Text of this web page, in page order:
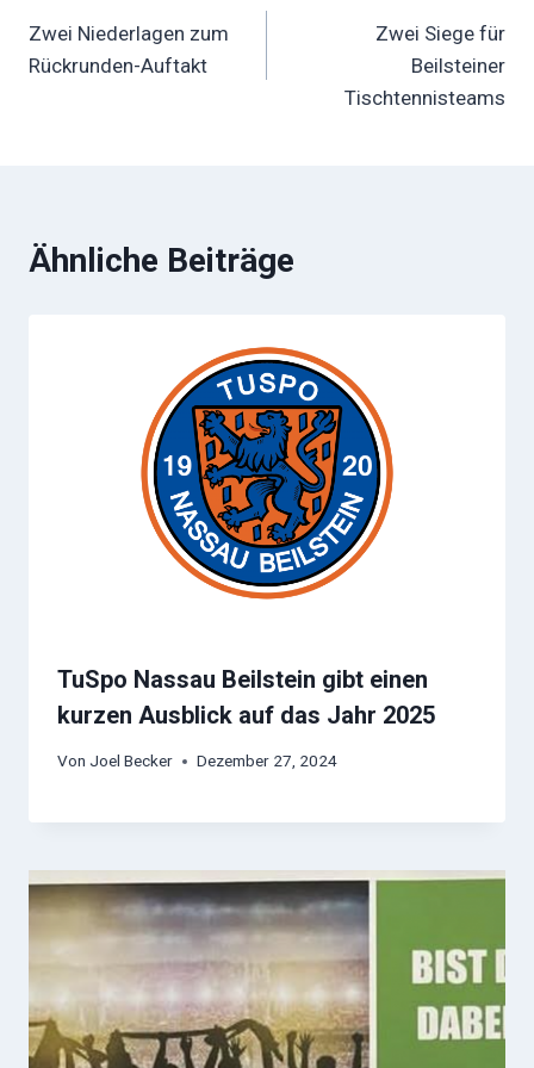
Zwei Niederlagen zum
Rückrunden-Auftakt
Zwei Siege für
Beilsteiner
Tischtennisteams
Ähnliche Beiträge
TuSpo Nassau Beilstein gibt einen
kurzen Ausblick auf das Jahr 2025
Von Joel Becker Dezember 27, 2024